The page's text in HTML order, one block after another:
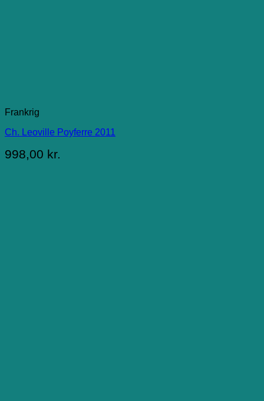
Frankrig
Ch. Leoville Poyferre 2011
998,00 kr.